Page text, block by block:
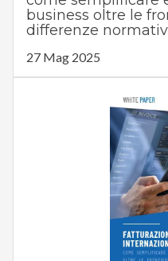
business oltre le
differenze
27 Mag 2025